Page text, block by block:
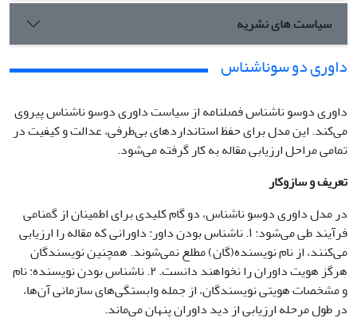
سیاست های نشریه
داوری دو سوناشناس
داوری دوسو ناشناس فصلنامه از سیاست داوری دوسو ناشناس پیروی
می‌کند. این مدل برای حفظ استانداردهای بی‌طرفی، عدالت و کیفیت در
تمامی مراحل ارزیابی مقاله به کار گرفته می‌شود.
تعریف و سازوکار
در مدل داوری دوسو ناشناس، دو گام کلیدی برای اطمینان از گمنامی
فرآیند طی می‌شود: ۱. ناشناس بودن داور: داورانی که مقاله را ارزیابی
می‌کنند، از نام نویسنده(گان) مطلع نمی‌شوند. همچنین نویسندگان
هرگز هویت داوران را نخواهند دانست. ۲. ناشناس بودن نویسنده: نام
و مشخصات هویتی نویسندگان، از جمله وابستگی‌های سازمانی آن‌ها،
در طول مرحله ارزیابی از دید داوران پنهان می‌ماند.